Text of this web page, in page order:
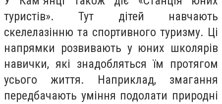
туристів». Тут дітей навчають
скелелазінню та спортивного туризму. Ці
напрямки розвивають у юних школярів
навички, які знадобляться їм протягом
усього життя. Наприклад, змагання
передбачають уміння подолати природні